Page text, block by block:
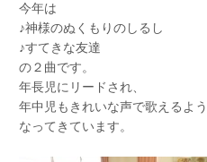
年中児の様子
今年は
♪神様のぬくもりのしるし
♪すてきな友達
の２曲です。
年長児にリードされ、
年中児もきれいな声で歌えるよ
なってきています。